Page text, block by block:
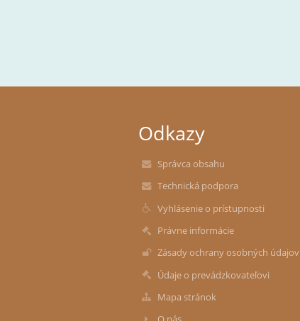
Odkazy
Správca obsahu
Technická podpora
Vyhlásenie o prístupnosti
Právne informácie
Zásady ochrany osobných údajov
Údaje o prevádzkovateľovi
Mapa stránok